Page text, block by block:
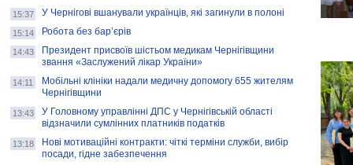
Золота тварина: видання Forbes
написало про чернігівця Патрона: хто і
скільки на ньому заробляє? І куди
витрачають?
15:37 У Чернігові вшанували українців, які загинули в полоні
15:14 Робота без бар’єрів
14:43
Президент присвоїв шістьом медикам Чернігівщини
звання «Заслужений лікар України»
14:11
Мобільні клініки надали медичну допомогу 655 жителям
Чернігівщини
13:43
У Головному управлінні ДПС у Чернігівській області
відзначили сумлінних платників податків
13:18
Нові мотиваційні контракти: чіткі терміни служби, вибір
посади, гідне забезпечення